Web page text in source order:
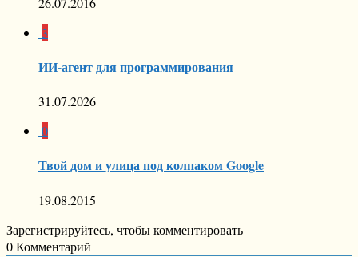
3
ИИ-агент для программирования
31.07.2026
0
Твой дом и улица под колпаком Google
19.08.2015
Зарегистрируйтесь, чтобы комментировать
0Комментарий